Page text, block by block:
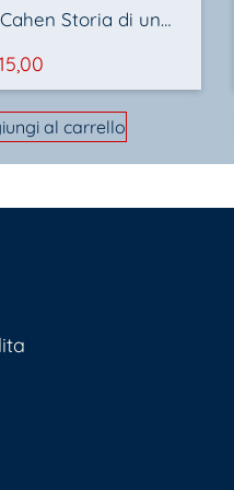
I Cahen Storia di una famiglia di Alessio Mancini
al carrello